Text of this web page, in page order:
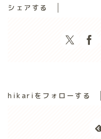
シェアする
hikariをフォローする